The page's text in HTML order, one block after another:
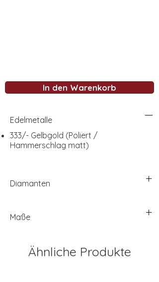
In den Warenkorb
Edelmetalle
333/- Gelbgold (Poliert /
Hammerschlag matt)
Diamanten
Maße
Ähnliche Produkte